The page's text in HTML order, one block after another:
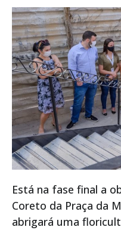
Está na fase final a
Coreto da Praça da
abrigará uma